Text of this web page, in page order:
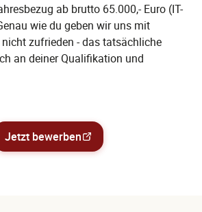
ab brutto 65.000,- Euro (IT-
wie du geben wir uns mit
zufrieden - das tatsächliche
an deiner Qualifikation und
Jetzt bewerben